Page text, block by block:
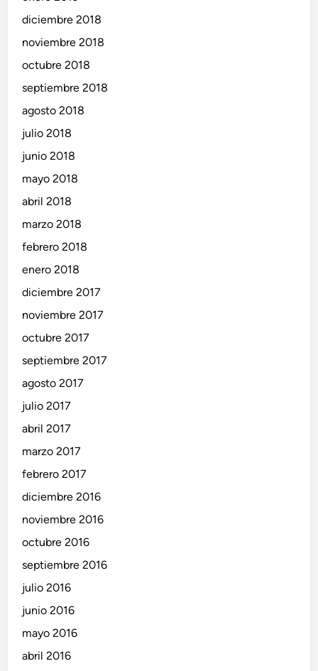
diciembre 2018
noviembre 2018
octubre 2018
septiembre 2018
agosto 2018
julio 2018
junio 2018
mayo 2018
abril 2018
marzo 2018
febrero 2018
enero 2018
diciembre 2017
noviembre 2017
octubre 2017
septiembre 2017
agosto 2017
julio 2017
abril 2017
marzo 2017
febrero 2017
diciembre 2016
noviembre 2016
octubre 2016
septiembre 2016
julio 2016
junio 2016
mayo 2016
abril 2016